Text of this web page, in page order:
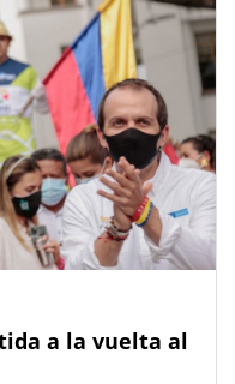
a la vuelta al